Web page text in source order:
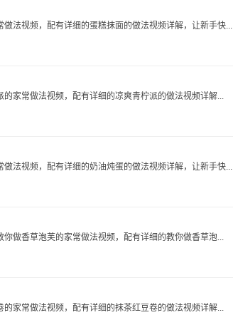
法视频，配有详细的蛋糕抹面的做法视频详解，让新手快...
家常做法视频，配有详细的凉爽青柠派的做法视频详解...
法视频，配有详细的奶油炖蛋的做法视频详解，让新手快...
做香草泡芙的家常做法视频，配有详细的教你做香草泡...
家常做法视频，配有详细的抹茶红豆卷的做法视频详解...